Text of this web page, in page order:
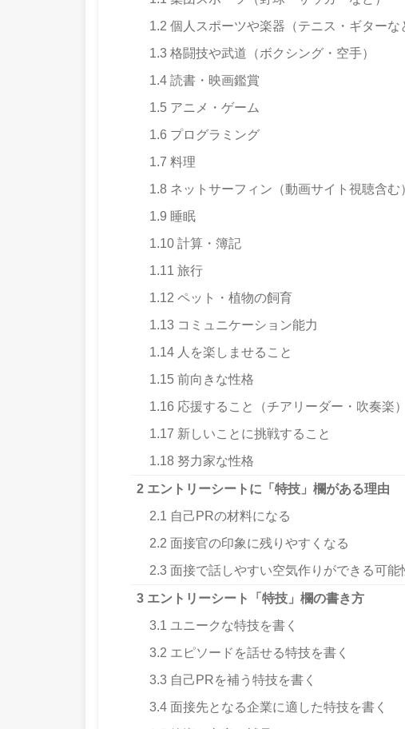
1.2 個人スポーツや楽器（テニス・ギターな
1.3 格闘技や武道（ボクシング・空手）
1.4 読書・映画鑑賞
1.5 アニメ・ゲーム
1.6 プログラミング
1.7 料理
1.8 ネットサーフィン（動画サイト視聴含む
1.9 睡眠
1.10 計算・簿記
1.11 旅行
1.12 ペット・植物の飼育
1.13 コミュニケーション能力
1.14 人を楽しませること
1.15 前向きな性格
1.16 応援すること（チアリーダー・吹奏楽）
1.17 新しいことに挑戦すること
1.18 努力家な性格
2 エントリーシートに「特技」欄がある理由
2.1 自己PRの材料になる
2.2 面接官の印象に残りやすくなる
2.3 面接で話しやすい空気作りができる可能
3 エントリーシート「特技」欄の書き方
3.1 ユニークな特技を書く
3.2 エピソードを話せる特技を書く
3.3 自己PRを補う特技を書く
3.4 面接先となる企業に適した特技を書く